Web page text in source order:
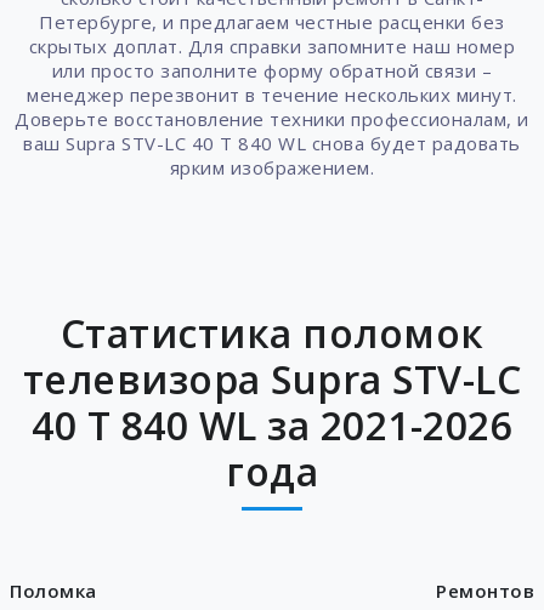
Петербурге, и предлагаем честные расценки без
скрытых доплат. Для справки запомните наш номер
или просто заполните форму обратной связи –
менеджер перезвонит в течение нескольких минут.
Доверьте восстановление техники профессионалам, и
ваш Supra STV-LC 40 T 840 WL снова будет радовать
ярким изображением.
Статистика поломок
телевизора Supra STV-LC
40 T 840 WL за 2021-2026
года
Поломка
Ремонтов